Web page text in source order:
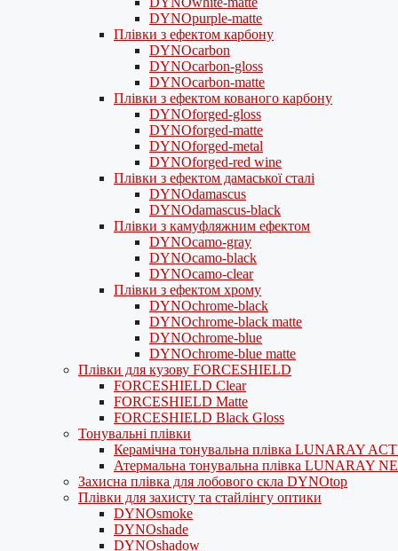
DYNOpurple-matte
Плівки з ефектом карбону
DYNOcarbon
DYNOcarbon-gloss
DYNOcarbon-matte
Плівки з ефектом кованого карбону
DYNOforged-gloss
DYNOforged-matte
DYNOforged-metal
DYNOforged-red wine
Плівки з ефектом дамаської сталі
DYNOdamascus
DYNOdamascus-black
Плівки з камуфляжним ефектом
DYNOcamo-gray
DYNOcamo-black
DYNOcamo-clear
Плівки з ефектом хрому
DYNOchrome-black
DYNOchrome-black matte
DYNOchrome-blue
DYNOchrome-blue matte
Плівки для кузову FORCESHIELD
FORCESHIELD Clear
FORCESHIELD Matte
FORCESHIELD Black Gloss
Тонувальні плівки
Керамічна тонувальна плівка LUNARAY
Атермальна тонувальна плівка LUNARAY
Захисна плівка для лобового скла DYNOtop
Плівки для захисту та стайлінгу оптики
DYNOsmoke
DYNOshade
DYNOshadow